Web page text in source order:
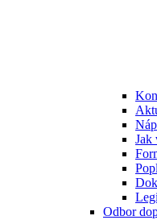
Jak
Odbor